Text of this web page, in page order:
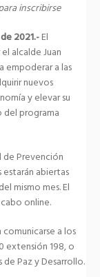
inscribirse
2021.-El
alcalde Juan
empoderar a las
nuevos
y elevar su
programa
de Prevención
estarán abiertas
mismo mes. El
online.
a los
extensión 198, o
Paz y Desarrollo.